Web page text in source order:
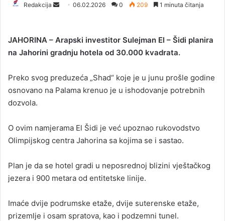
Redakcija
d
a
e
m
l
06.02.2026 0 209 1 minuta čitanja
JAHORINA – Arapski investitor Sulejman El – Šidi planira
na Jahorini gradnju hotela od 30.000 kvadrata.
Preko svog preduzeća „Shad“ koje je u junu prošle godine
osnovano na Palama krenuo je u ishodovanje potrebnih
dozvola.
O ovim namjerama El Šidi je već upoznao rukovodstvo
Olimpijskog centra Jahorina sa kojima se i sastao.
Plan je da se hotel gradi u neposrednoj blizini vještačkog
jezera i 900 metara od entitetske linije.
Imaće dvije podrumske etaže, dvije suterenskе etaže,
prizemlje i osam spratova, kao i podzemni tunel.